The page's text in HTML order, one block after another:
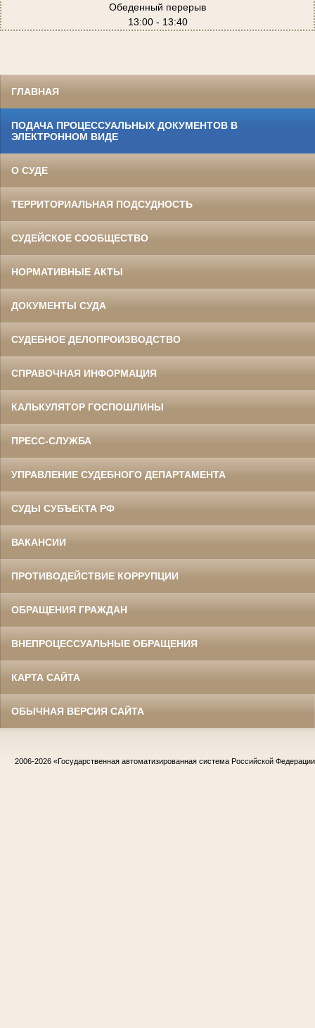
Обеденный перерыв
13:00 - 13:40
ГЛАВНАЯ
ПОДАЧА ПРОЦЕССУАЛЬНЫХ ДОКУМЕНТОВ В
ЭЛЕКТРОННОМ ВИДЕ
О СУДЕ
ТЕРРИТОРИАЛЬНАЯ ПОДСУДНОСТЬ
СУДЕЙСКОЕ СООБЩЕСТВО
НОРМАТИВНЫЕ АКТЫ
ДОКУМЕНТЫ СУДА
СУДЕБНОЕ ДЕЛОПРОИЗВОДСТВО
СПРАВОЧНАЯ ИНФОРМАЦИЯ
КАЛЬКУЛЯТОР ГОСПОШЛИНЫ
ПРЕСС-СЛУЖБА
УПРАВЛЕНИЕ СУДЕБНОГО ДЕПАРТАМЕНТА
СУДЫ СУБЪЕКТА РФ
ВАКАНСИИ
ПРОТИВОДЕЙСТВИЕ КОРРУПЦИИ
ОБРАЩЕНИЯ ГРАЖДАН
ВНЕПРОЦЕССУАЛЬНЫЕ ОБРАЩЕНИЯ
КАРТА САЙТА
ОБЫЧНАЯ ВЕРСИЯ САЙТА
2006-2026 «Государственная автоматизированная система Российской